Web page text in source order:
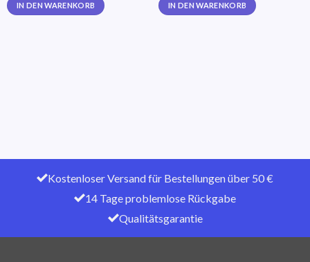
IN DEN WARENKORB IN DEN WARENKORB
Kostenloser Versand für Bestellungen über 50 €
14 Tage problemlose Rückgabe
Qualitätsgarantie